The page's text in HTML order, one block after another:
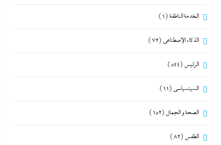
الخدمة الناطقة(1)
الذكاء الإصطناعي (72)
الرئيس (544)
السينسياسي (11)
الصحة و الجمال (152)
الطقس (82)